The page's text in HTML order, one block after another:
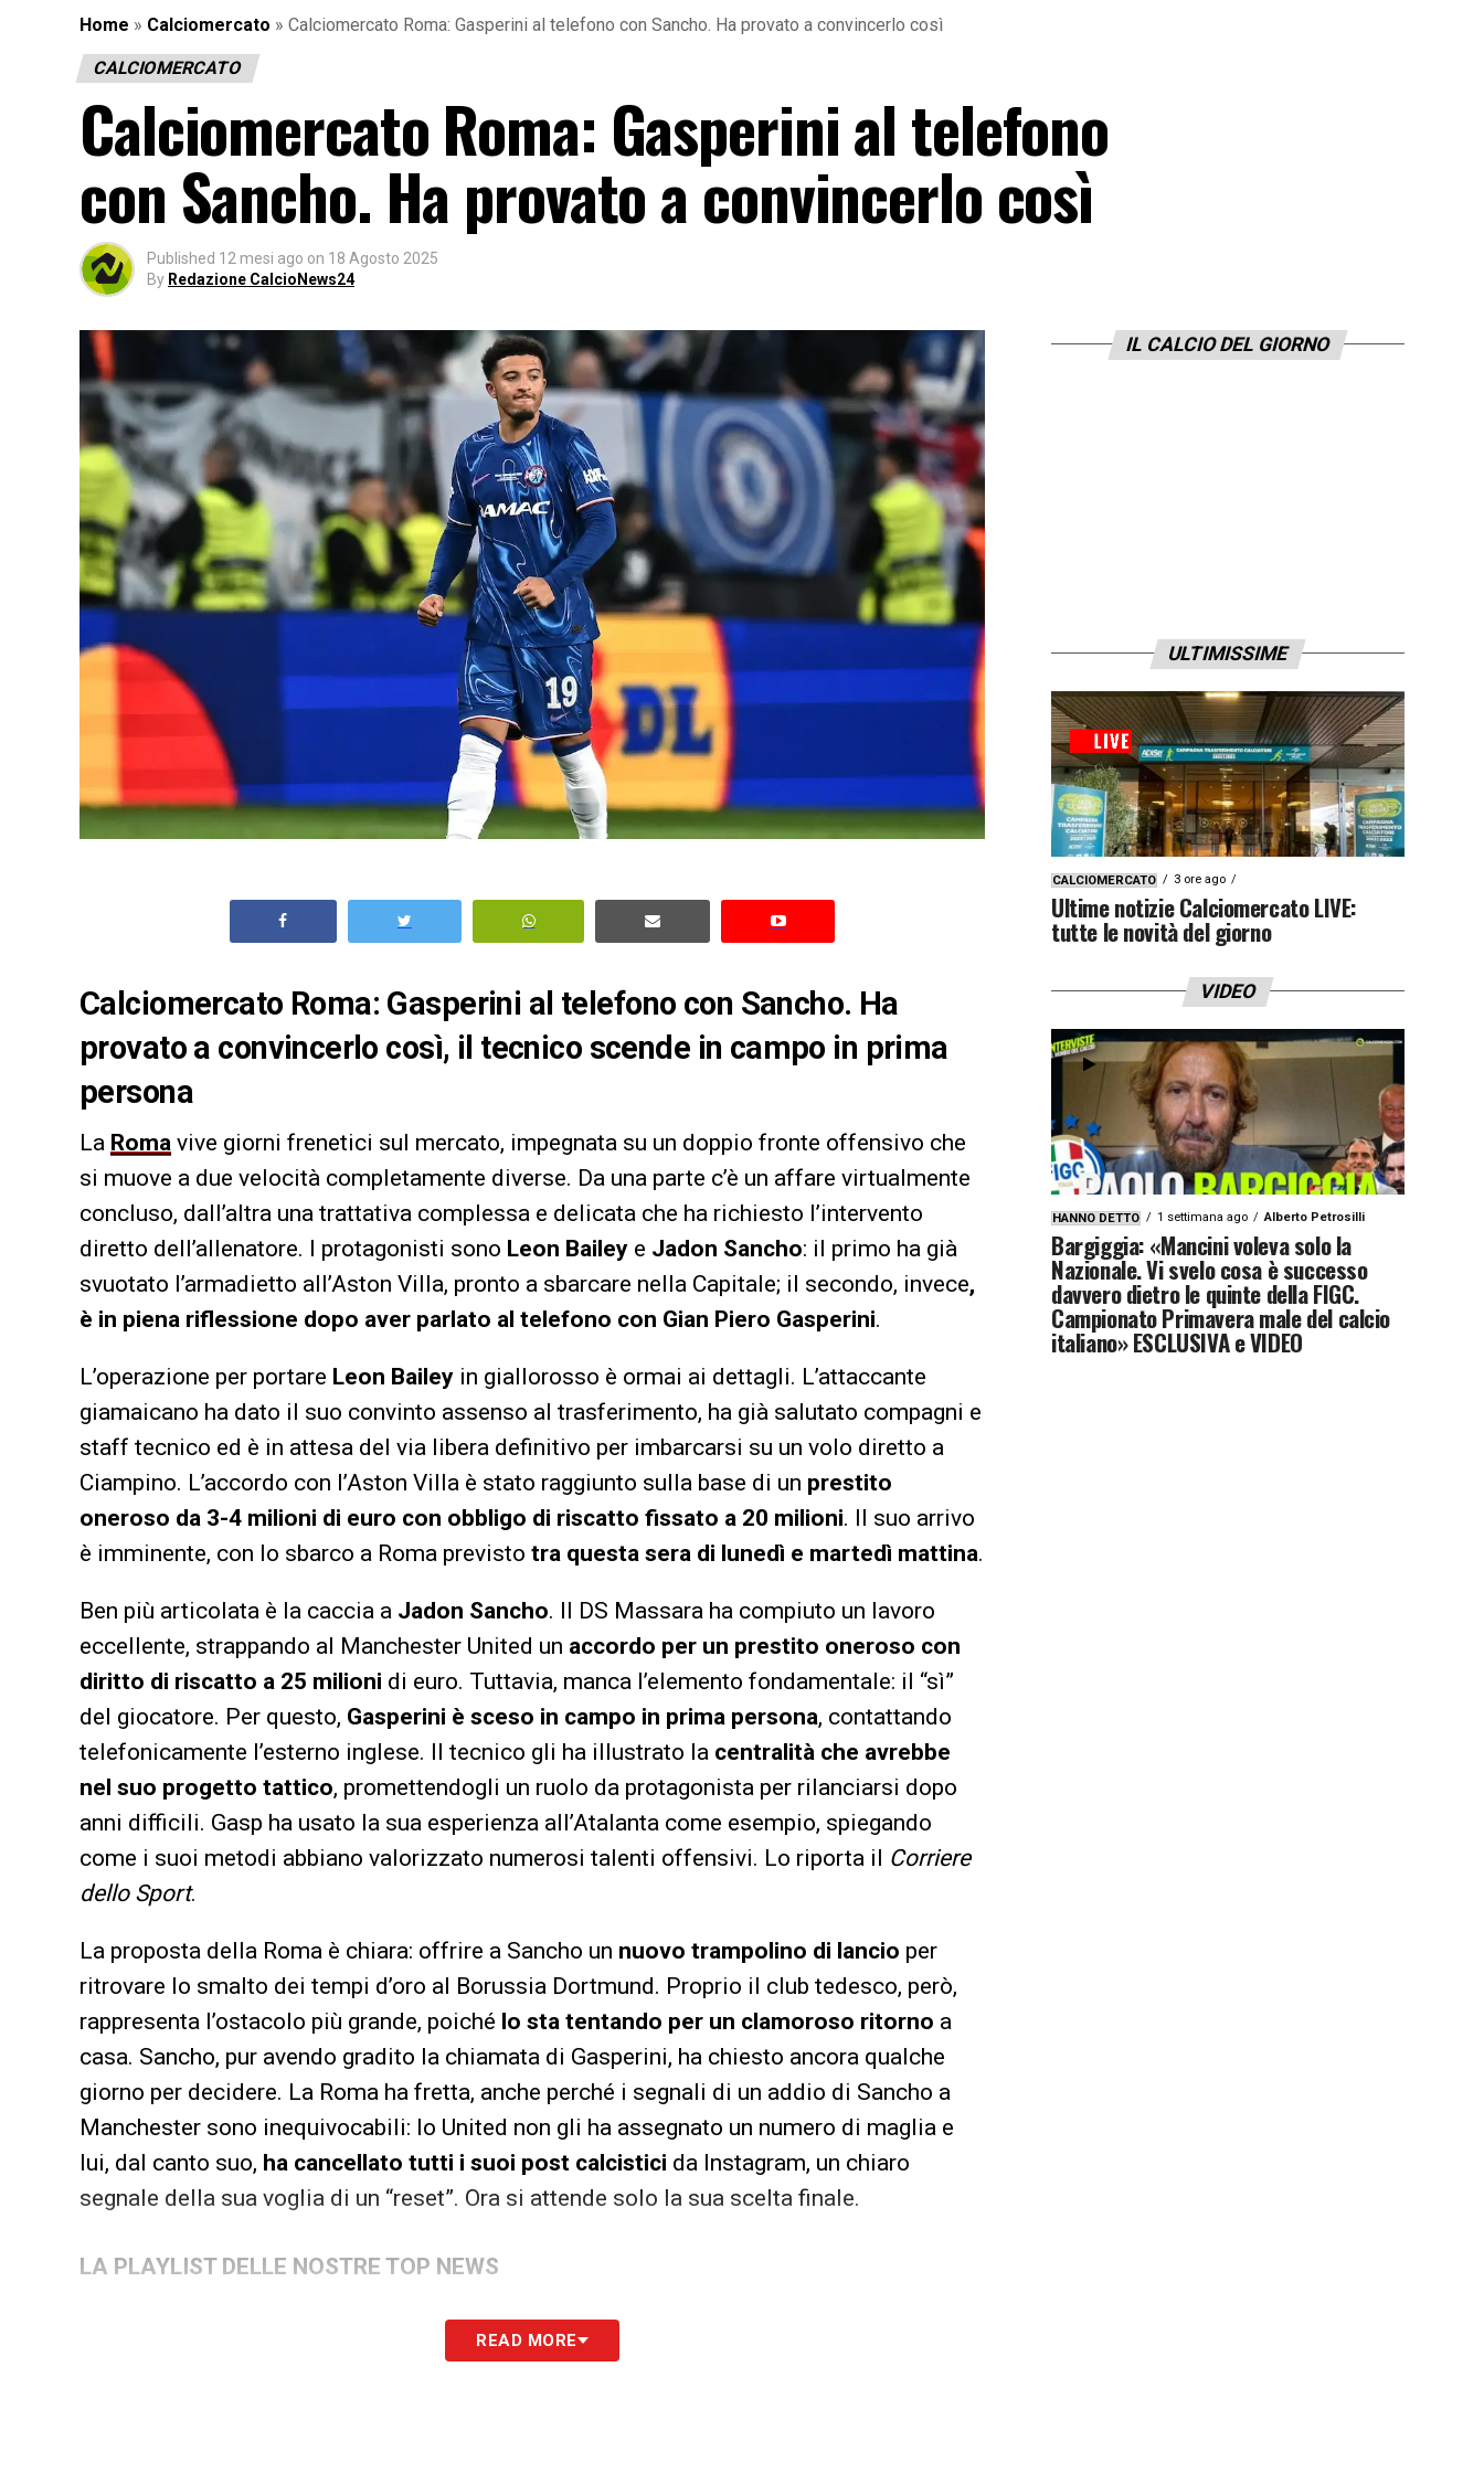
Home » Calciomercato » Calciomercato Roma: Gasperini al telefono con Sancho. Ha provato a convincerlo così
CALCIOMERCATO
Calciomercato Roma: Gasperini al telefono
con Sancho. Ha provato a convincerlo così
Published 12 mesi ago on 18 Agosto 2025
By Redazione CalcioNews24
Calciomercato Roma: Gasperini al telefono con Sancho. Ha
provato a convincerlo così, il tecnico scende in campo in prima
persona
La Roma vive giorni frenetici sul mercato, impegnata su un doppio fronte offensivo che
si muove a due velocità completamente diverse. Da una parte c’è un affare virtualmente
concluso, dall’altra una trattativa complessa e delicata che ha richiesto l’intervento
diretto dell’allenatore. I protagonisti sono Leon Bailey e Jadon Sancho: il primo ha già
svuotato l’armadietto all’Aston Villa, pronto a sbarcare nella Capitale; il secondo, invece,
è in piena riflessione dopo aver parlato al telefono con Gian Piero Gasperini.
L’operazione per portare Leon Bailey in giallorosso è ormai ai dettagli. L’attaccante
giamaicano ha dato il suo convinto assenso al trasferimento, ha già salutato compagni e
staff tecnico ed è in attesa del via libera definitivo per imbarcarsi su un volo diretto a
Ciampino. L’accordo con l’Aston Villa è stato raggiunto sulla base di un prestito
oneroso da 3-4 milioni di euro con obbligo di riscatto fissato a 20 milioni. Il suo arrivo
è imminente, con lo sbarco a Roma previsto tra questa sera di lunedì e martedì mattina.
Ben più articolata è la caccia a Jadon Sancho. Il DS Massara ha compiuto un lavoro
eccellente, strappando al Manchester United un accordo per un prestito oneroso con
diritto di riscatto a 25 milioni di euro. Tuttavia, manca l’elemento fondamentale: il “sì”
del giocatore. Per questo, Gasperini è sceso in campo in prima persona, contattando
telefonicamente l’esterno inglese. Il tecnico gli ha illustrato la centralità che avrebbe
nel suo progetto tattico, promettendogli un ruolo da protagonista per rilanciarsi dopo
anni difficili. Gasp ha usato la sua esperienza all’Atalanta come esempio, spiegando
come i suoi metodi abbiano valorizzato numerosi talenti offensivi. Lo riporta il Corriere
dello Sport.
La proposta della Roma è chiara: offrire a Sancho un nuovo trampolino di lancio per
ritrovare lo smalto dei tempi d’oro al Borussia Dortmund. Proprio il club tedesco, però,
rappresenta l’ostacolo più grande, poiché lo sta tentando per un clamoroso ritorno a
casa. Sancho, pur avendo gradito la chiamata di Gasperini, ha chiesto ancora qualche
giorno per decidere. La Roma ha fretta, anche perché i segnali di un addio di Sancho a
Manchester sono inequivocabili: lo United non gli ha assegnato un numero di maglia e
lui, dal canto suo, ha cancellato tutti i suoi post calcistici da Instagram, un chiaro
segnale della sua voglia di un “reset”. Ora si attende solo la sua scelta finale.
LA PLAYLIST DELLE NOSTRE TOP NEWS
READ MORE
IL CALCIO DEL GIORNO
ULTIMISSIME
CALCIOMERCATO 3 ore ago
Ultime notizie Calciomercato LIVE:
tutte le novità del giorno
VIDEO
HANNO DETTO 1 settimana ago Alberto Petrosilli
Bargiggia: «Mancini voleva solo la
Nazionale. Vi svelo cosa è successo
davvero dietro le quinte della FIGC.
Campionato Primavera male del calcio
italiano» ESCLUSIVA e VIDEO